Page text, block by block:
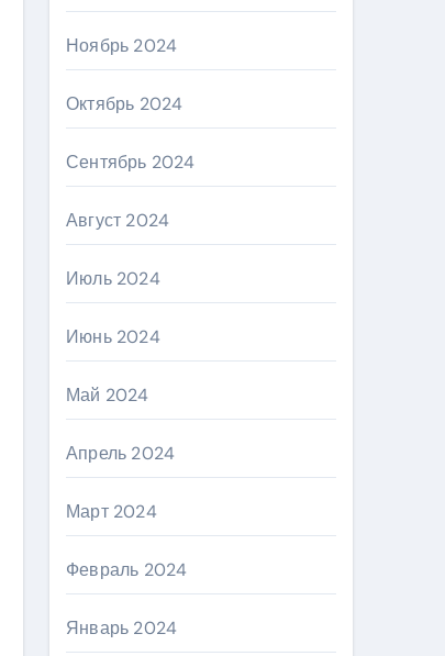
Ноябрь 2024
Октябрь 2024
Сентябрь 2024
Август 2024
Июль 2024
Июнь 2024
Май 2024
Апрель 2024
Март 2024
Февраль 2024
Январь 2024